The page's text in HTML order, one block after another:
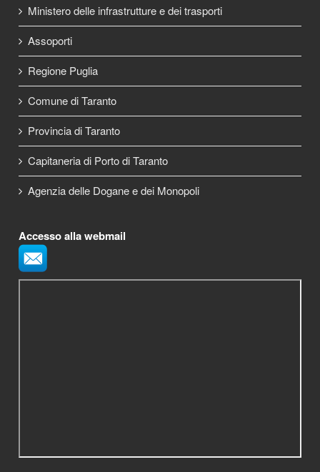
Ministero delle infrastrutture e dei trasporti
Assoporti
Regione Puglia
Comune di Taranto
Provincia di Taranto
Capitaneria di Porto di Taranto
Agenzia delle Dogane e dei Monopoli
Accesso alla webmail